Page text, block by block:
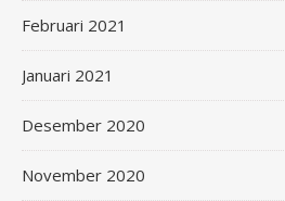
Februari 2021
Januari 2021
Desember 2020
November 2020